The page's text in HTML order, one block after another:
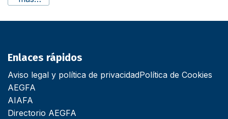
Enlaces rápidos
Aviso legal y política de privacidadPolítica de Cookies
AEGFA
AIAFA
Directorio AEGFA